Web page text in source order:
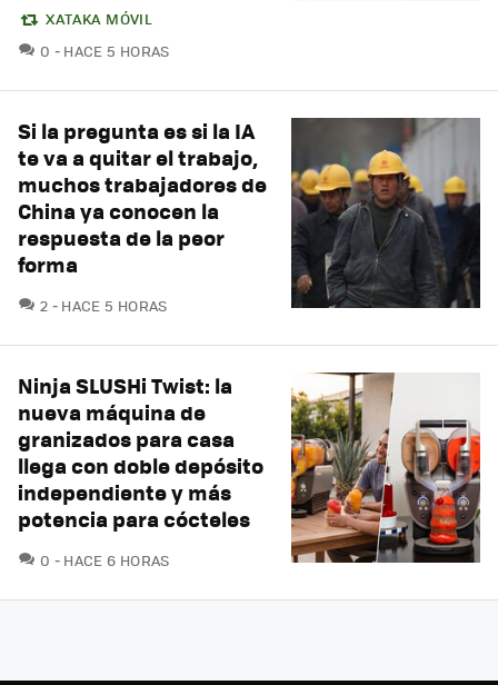
XATAKA MÓVIL
0 COMENTARIOS
HACE 5 HORAS
Si la pregunta es si la IA
te va a quitar el trabajo,
muchos trabajadores de
China ya conocen la
respuesta de la peor
forma
2 COMENTARIOS
HACE 5 HORAS
Ninja SLUSHi Twist: la
nueva máquina de
granizados para casa
llega con doble depósito
independiente y más
potencia para cócteles
0 COMENTARIOS
HACE 6 HORAS